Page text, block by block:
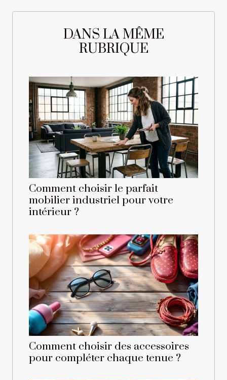
DANS LA MÊME
RUBRIQUE
Comment choisir le parfait
mobilier industriel pour votre
intérieur ?
Comment choisir des accessoires
pour compléter chaque tenue ?